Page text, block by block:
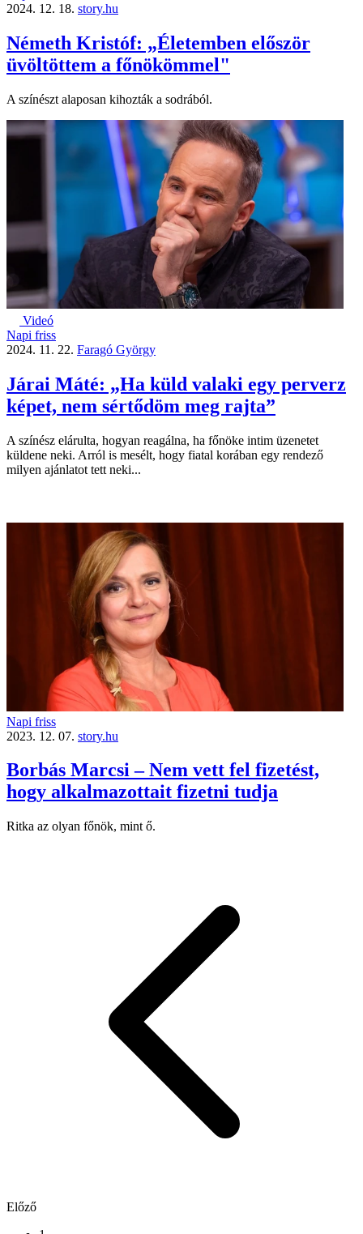
2024. 12. 18. story.hu
Németh Kristóf: „Életemben először
üvöltöttem a főnökömmel"
A színészt alaposan kihozták a sodrából.
Videó
Napi friss
2024. 11. 22. Faragó György
Járai Máté: „Ha küld valaki egy perverz
képet, nem sértődöm meg rajta”
A színész elárulta, hogyan reagálna, ha főnöke intim üzenetet
küldene neki. Arról is mesélt, hogy fiatal korában egy rendező
milyen ajánlatot tett neki...
Napi friss
2023. 12. 07. story.hu
Borbás Marcsi – Nem vett fel fizetést,
hogy alkalmazottait fizetni tudja
Ritka az olyan főnök, mint ő.
Előző